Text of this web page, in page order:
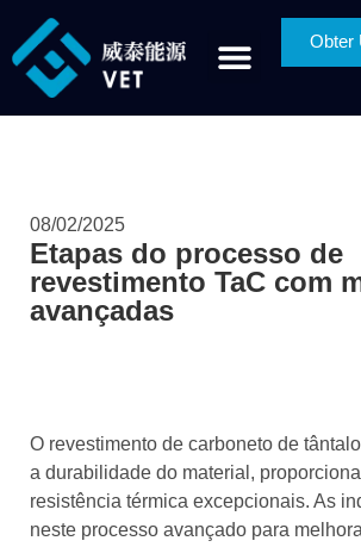
Obter
08/02/2025
Etapas do processo de
revestimento TaC com
avançadas
O revestimento de carboneto de
a durabilidade do material,
resistência térmica excepcionais. As
neste processo avançado para